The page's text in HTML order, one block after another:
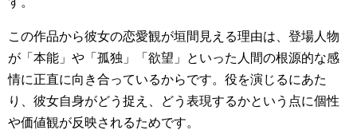
この作品から彼女の恋愛観が垣間見える理由は、登場人物
が「本能」や「孤独」「欲望」といった人間の根源的な感
情に正直に向き合っているからです。役を演じるにあた
り、彼女自身がどう捉え、どう表現するかという点に個性
や価値観が反映されるためです。